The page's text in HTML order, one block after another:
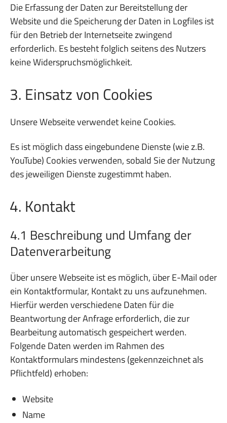
Die Erfassung der Daten zur Bereitstellung der
Website und die Speicherung der Daten in Logfiles ist
für den Betrieb der Internetseite zwingend
erforderlich. Es besteht folglich seitens des Nutzers
keine Widerspruchsmöglichkeit.
3. Einsatz von Cookies
Unsere Webseite verwendet keine Cookies.
Es ist möglich dass eingebundene Dienste (wie z.B.
YouTube) Cookies verwenden, sobald Sie der Nutzung
des jeweiligen Dienste zugestimmt haben.
4. Kontakt
4.1 Beschreibung und Umfang der
Datenverarbeitung
Über unsere Webseite ist es möglich, über E-Mail oder
ein Kontaktformular, Kontakt zu uns aufzunehmen.
Hierfür werden verschiedene Daten für die
Beantwortung der Anfrage erforderlich, die zur
Bearbeitung automatisch gespeichert werden.
Folgende Daten werden im Rahmen des
Kontaktformulars mindestens (gekennzeichnet als
Pflichtfeld) erhoben:
Website
Name